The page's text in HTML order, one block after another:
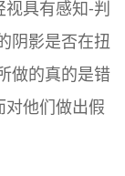
视具有感知-判
阴影是否在扭
做的真的是错
对他们做出假